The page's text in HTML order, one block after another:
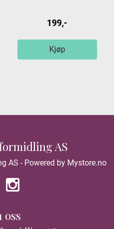
199,-
Kjøp
AS
AS - Powered by Mystore.no
oss